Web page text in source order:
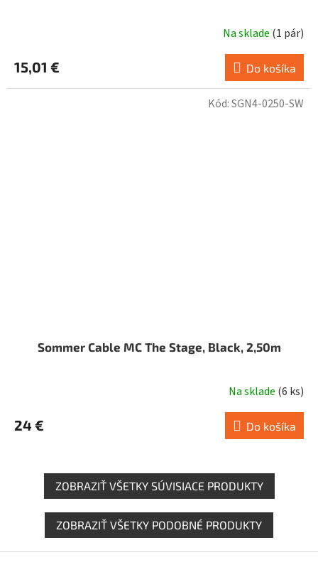
Na sklade (1 pár)
15,01 € Do košíka
Sommer Cable MC The Stage, Black, 2,50m
Na sklade (6 ks)
24 € Do košíka
Kód:SGN4-0250-SW
ZOBRAZIŤ VŠETKY SÚVISIACE PRODUKTY
ZOBRAZIŤ VŠETKY PODOBNÉ PRODUKTY